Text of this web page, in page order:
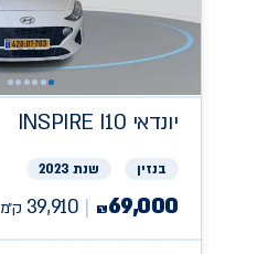
יונדאי INSPIRE I10
בנזין שנת 2023
₪69,000
39,910 ק״מ